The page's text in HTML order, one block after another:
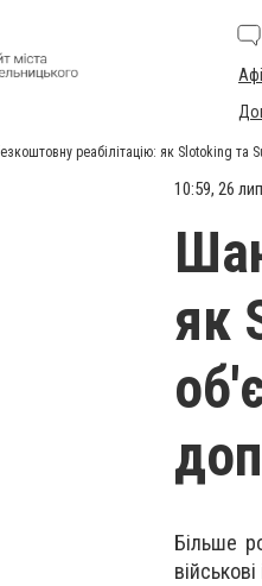
реабілітацію: як Slotoking
10:59, 26
як
Більше